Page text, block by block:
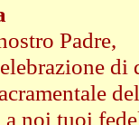
Padre,
di
a noi tuoi